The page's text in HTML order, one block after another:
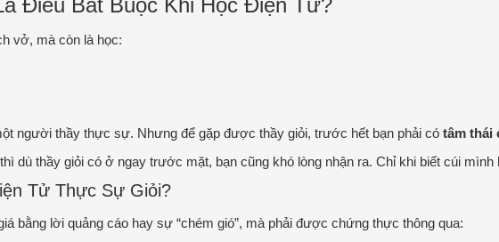
vở, mà còn là học:
người thầy thực sự. Nhưng để gặp được thầy giỏi, trước hết bạn phải có tâm thái
dù thầy giỏi có ở ngay trước mặt, bạn cũng khó lòng nhận ra. Chỉ khi biết cúi
Tử Thực Sự Giỏi?
bằng lời quảng cáo hay sự “chém gió”, mà phải được chứng thực thông qua: